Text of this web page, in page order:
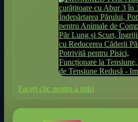
Faceți clic pentru a mări